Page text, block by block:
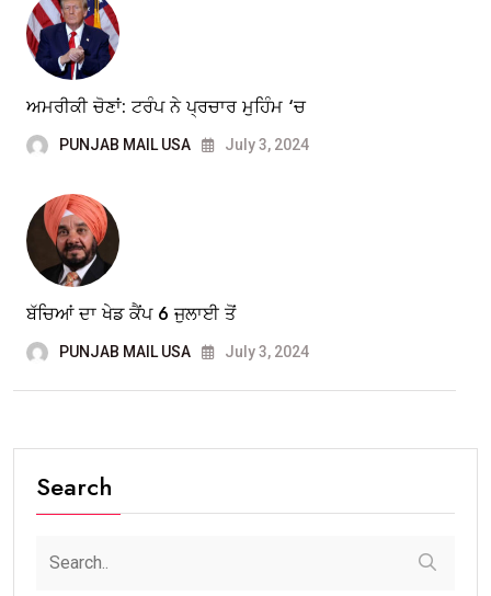
ਅਮਰੀਕੀ ਚੋਣਾਂ: ਟਰੰਪ ਨੇ ਪ੍ਰਚਾਰ ਮੁਹਿੰਮ ‘ਚ
PUNJAB MAIL USA July 3, 2024
ਬੱਚਿਆਂ ਦਾ ਖੇਡ ਕੈਂਪ 6 ਜੁਲਾਈ ਤੋਂ
PUNJAB MAIL USA July 3, 2024
Search